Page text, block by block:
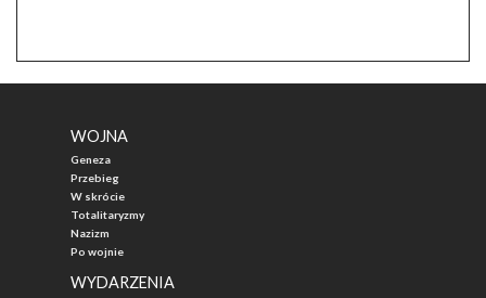
WOJNA
Geneza
Przebieg
W skrócie
Totalitaryzmy
Nazizm
Po wojnie
WYDARZENIA